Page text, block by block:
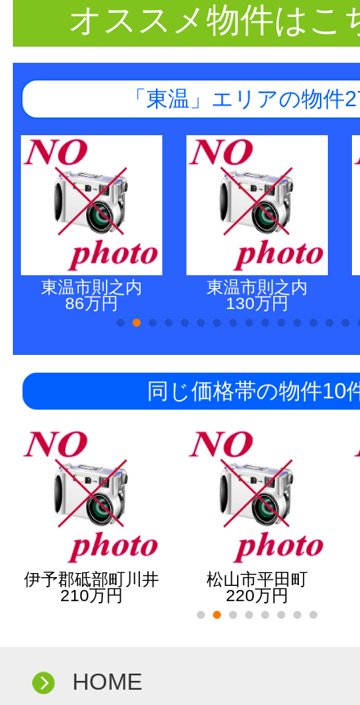
オススメ物件はこ
「東温」エリアの物件
東温市則之内
86万円
東温市則之内
130万円
同じ価格帯の物件10
伊予郡砥部町川井
210万円
松山市平田町
220万円
HOME